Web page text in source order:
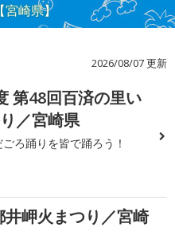
宮崎県】
2026/08/07 更新
第48回百済の里い
／宮崎県
ろ踊りを皆で踊ろう！
井岬火まつり／宮崎